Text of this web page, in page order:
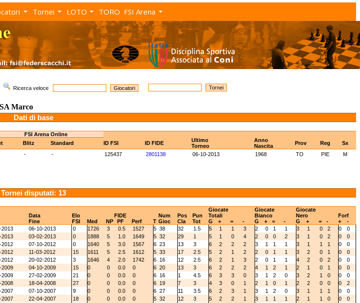
Tornei LOTO TORO FSI Arena
Ricerca veloce
Marco
Dati di base
FSI Arena Online
Blitz Standard ID FSI ID FIDE
Ultimo
Torneo
Anno
Nascita
Prov Reg
Sx
- - 125437 2801138 06-10-2013 1968 TO PIE
M
Tornei disputati: 13
Data Elo FIDE Num Pos Pun
Giocate
Totali
Giocate
Bianco
Giocate
Nero
Forf
Fine FSI Med NP PF Perf T Gioc Cla Tot G + = - G + = - G + = - +
-
2013 06-10-2013 0 1726 3 0.5 1527 5 38 32 1.5 5 1 1 3 2 0 1 1 3 1 0 2 0
0
2013 03-02-2013 0 1888 5 1.0 1649 5 32 29 1 5 1 0 4 2 0 0 2 3 1 0 2 0
0
2012 07-10-2012 0 1640 5 3.0 1567 6 23 13 3 6 2 2 2 3 1 1 1 3 1 1 1 0
0
2012 11-03-2012 15 1611 5 2.5 1612 5 33 17 2.5 5 2 1 2 2 0 1 1 3 2 0 1 0
0
2012 20-02-2012 3 1646 4 2.0 1742 6 16 12 2.5 6 2 1 3 2 0 1 1 4 2 0 2 0
0
2009 04-10-2009 15 0 0 0.0 0 6 20 13 3 6 2 2 2 4 1 2 1 2 1 0 1 0
0
2009 27-02-2009 21 0 0 0.0 0 6 16 1 4.5 6 3 3 0 3 1 2 0 3 2 1 0 0
0
2008 18-04-2008 27 0 0 0.0 0 6 19 7 3 4 3 0 1 2 1 0 1 2 2 0 0 0
2
2007 07-10-2007 9 0 0 0.0 0 6 27 11 3.5 6 2 3 1 3 1 2 0 3 1 1 1 0
0
2007 22-04-2007 18 0 0 0.0 0 5 32 12 3 5 2 2 1 3 1 1 1 2 1 1 0 0
0